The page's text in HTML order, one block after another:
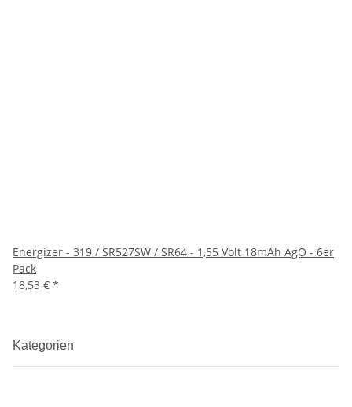
Energizer - 319 / SR527SW / SR64 - 1,55 Volt 18mAh AgO - 6er
Pack
18,53 € *
Kategorien